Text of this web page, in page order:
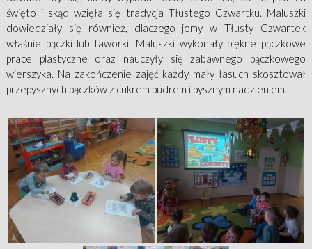
święto i skąd wzięła się tradycja Tłustego Czwartku. Maluszki
dowiedziały się również, dlaczego jemy w Tłusty Czwartek
właśnie pączki lub faworki. Maluszki wykonały piękne pączkowe
prace plastyczne oraz nauczyły się zabawnego pączkowego
wierszyka. Na zakończenie zajęć każdy mały łasuch skosztował
przepysznych pączków z cukrem pudrem i pysznym nadzieniem.